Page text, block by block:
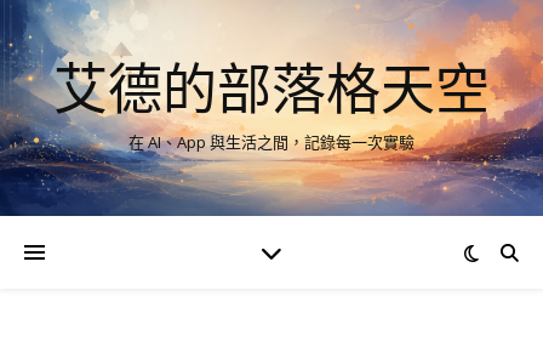
艾德的部落格天空
在 AI、App 與生活之間，記錄每一次實驗